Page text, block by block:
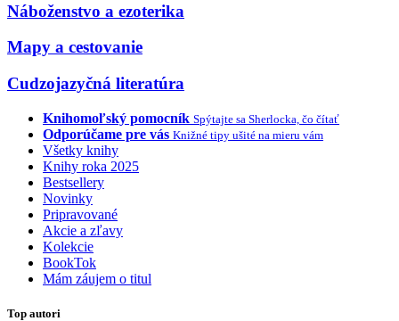
Náboženstvo a ezoterika
Mapy a cestovanie
Cudzojazyčná literatúra
Knihomoľský pomocník Spýtajte sa Sherlocka, čo čítať
Odporúčame pre vás Knižné tipy ušité na mieru vám
Všetky knihy
Knihy roka 2025
Bestsellery
Novinky
Pripravované
Akcie a zľavy
Kolekcie
BookTok
Mám záujem o titul
Top autori